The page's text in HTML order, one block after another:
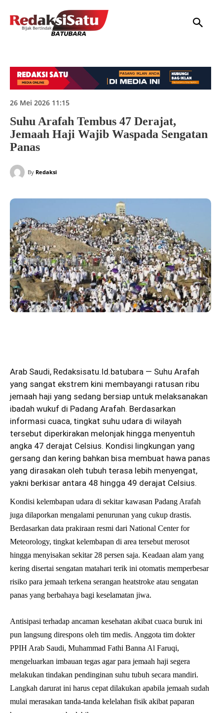
26 Mei 2026 11:15
Suhu Arafah Tembus 47 Derajat,
Jemaah Haji Wajib Waspada Sengatan
Panas
By Redaksi
Arab Saudi, Redaksisatu.Id.batubara — Suhu Arafah
yang sangat ekstrem kini membayangi ratusan ribu
jemaah haji yang sedang bersiap untuk melaksanakan
ibadah wukuf di Padang Arafah. Berdasarkan
informasi cuaca, tingkat suhu udara di wilayah
tersebut diperkirakan melonjak hingga menyentuh
angka 47 derajat Celsius. Kondisi lingkungan yang
gersang dan kering bahkan bisa membuat hawa panas
yang dirasakan oleh tubuh terasa lebih menyengat,
yakni berkisar antara 48 hingga 49 derajat Celsius.
Kondisi kelembapan udara di sekitar kawasan Padang Arafah
juga dilaporkan mengalami penurunan yang cukup drastis.
Berdasarkan data prakiraan resmi dari National Center for
Meteorology, tingkat kelembapan di area tersebut merosot
hingga menyisakan sekitar 28 persen saja. Keadaan alam yang
kering disertai sengatan matahari terik ini otomatis memperbesar
risiko para jemaah terkena serangan heatstroke atau sengatan
panas yang berbahaya bagi keselamatan jiwa.
Antisipasi terhadap ancaman kesehatan akibat cuaca buruk ini
pun langsung direspons oleh tim medis. Anggota tim dokter
PPIH Arab Saudi, Muhammad Fathi Banna Al Faruqi,
mengeluarkan imbauan tegas agar para jemaah haji segera
melakukan tindakan pendinginan suhu tubuh secara mandiri.
Langkah darurat ini harus cepat dilakukan apabila jemaah sudah
mulai merasakan tanda-tanda kelelahan fisik akibat paparan